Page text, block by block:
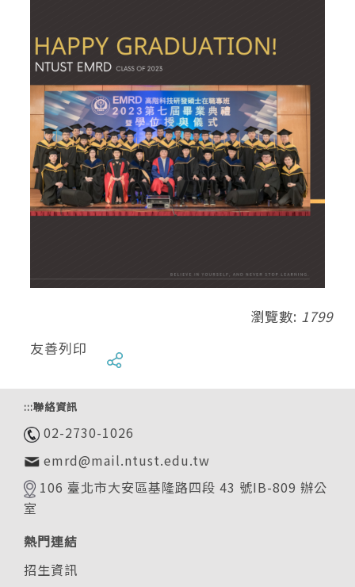
瀏覽數: 1799
友善列印
:::聯絡資訊
02-2730-1026
emrd@mail.ntust.edu.tw
106 臺北市大安區基隆路四段 43 號IB-809 辦公
室
熱門連結
招生資訊